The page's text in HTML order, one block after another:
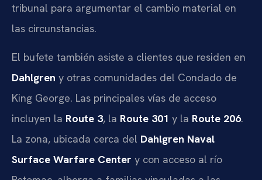
tribunal para argumentar el cambio material en
las circunstancias.
El bufete también asiste a clientes que residen en
Dahlgren y otras comunidades del Condado de
King George. Las principales vías de acceso
incluyen la Route 3, la Route 301 y la Route 206.
La zona, ubicada cerca del Dahlgren Naval
Surface Warfare Center y con acceso al río